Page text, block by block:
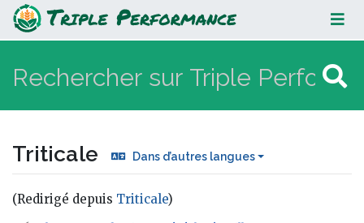
Triticale
Triticale Dans d’autres langues
(Redirigé depuis Triticale)